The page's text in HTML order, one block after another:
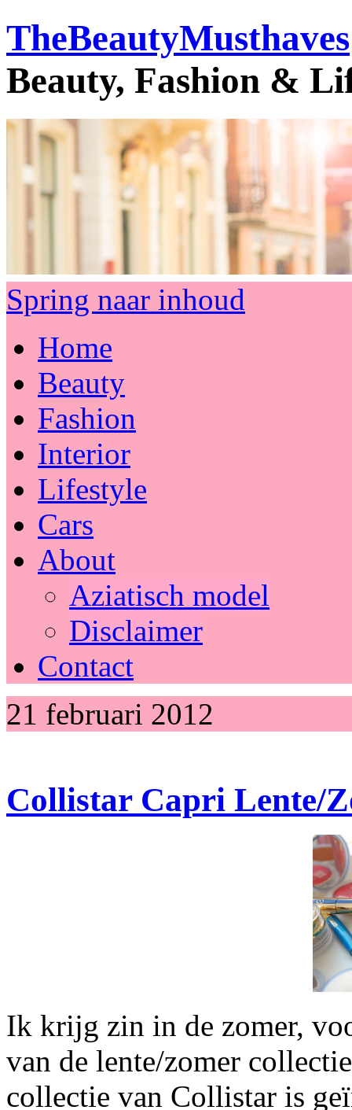
TheBeautyMusthaves
Beauty, Fashion &
Spring naar inhoud
Home
Beauty
Fashion
Interior
Lifestyle
Cars
About
Aziatisch model
Disclaimer
Contact
21 februari 2012
Collistar Capri Lente/
Ik krijg zin in de zomer,
van de lente/zomer
collectie van Collistar is